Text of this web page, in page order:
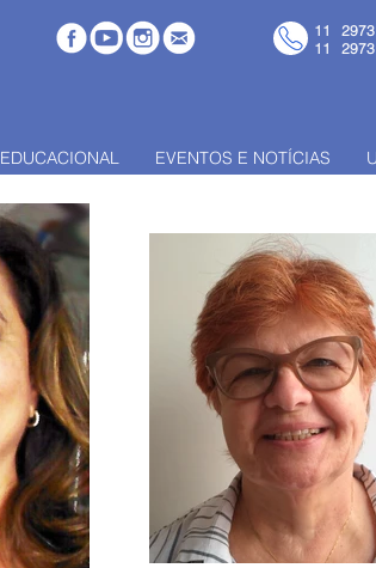
EDUCACIONAL EVENTOS E NOTÍCIAS
11 2973
11 2973